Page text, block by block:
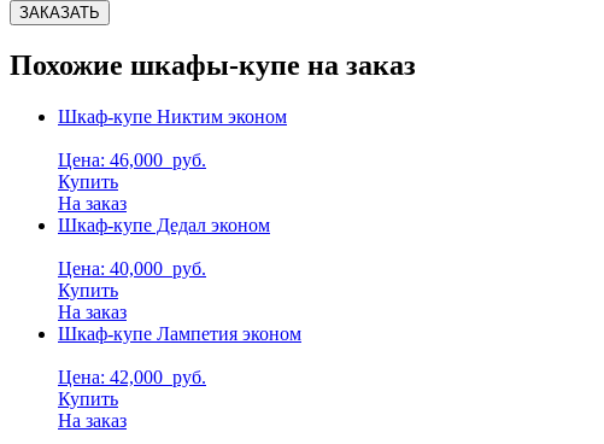
Похожие шкафы-купе на заказ
Шкаф-купе Никтим эконом
Цена: 46,000 руб.
Купить
На заказ
Шкаф-купе Дедал эконом
Цена: 40,000 руб.
Купить
На заказ
Шкаф-купе Лампетия эконом
Цена: 42,000 руб.
Купить
На заказ